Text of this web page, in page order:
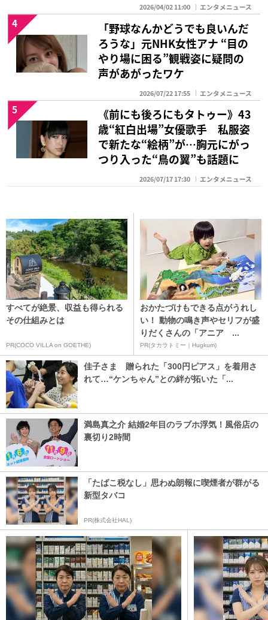
2026/04/02 11:00 エンタメニュース
「野球なんかどうでも良いんだ
ろうな」元NHK女性アナ “目の
やり場に困る”観戦姿に疑問の
声があがったワケ
2026/07/22 17:55 エンタメニュース
4
《前にも後ろにもタトゥー》43
歳“紅白出場”女優歌手 私服姿
で新たな“絵柄”が…胸元にがっ
つり入った“鳥の翼”も話題に
2026/07/17 17:30 エンタメニュース
5
すべてが絶景、収益も得られる
その仕組みとは
PR(COCO VILLA on GOETHE)
おかたづけもできる点がうれし
い！ 動物の鳴き声やセリフが盛
りだくさんの「アニア ...
PR(タカラトミー｜Hugkum)
佳子さま 贈られた「300円ピアス」を着用さ
れて…“ケンちゃん”との絆が拓いた「...
満島真之介 結婚2年目のラブホ浮気！風俗店の
裏切り2時間
「たばこ税なし」思わぬ朗報に喫煙者が群がる
新型タバコ
PR(株式会社HAL)